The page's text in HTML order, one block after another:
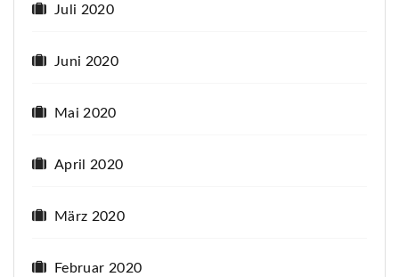
Juli 2020
Juni 2020
Mai 2020
April 2020
März 2020
Februar 2020